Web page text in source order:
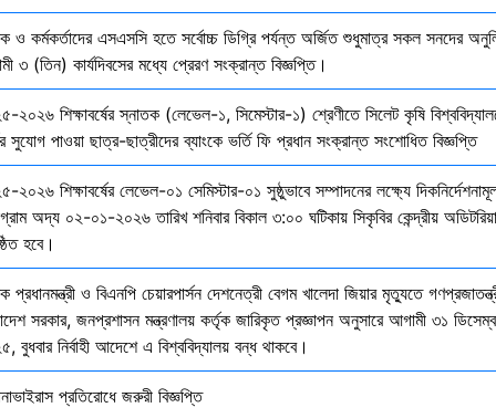
ও কর্মকর্তাদের এসএসসি হতে সর্বোচ্চ ডিগ্রি পর্যন্ত অর্জিত শুধুমাত্র সকল সনদের
৩ (তিন) কার্যদিবসের মধ্যে প্রেরণ সংক্রান্ত বিজ্ঞপ্তি।
২০২৬ শিক্ষাবর্ষের স্নাতক (লেভেল-১, সিমেস্টার-১) শ্রেণীতে সিলেট কৃষি
সুযোগ পাওয়া ছাত্র-ছাত্রীদের ব্যাংকে ভর্তি ফি প্রধান সংক্রান্ত সংশোধিত বিজ্ঞপ্তি
২০২৬ শিক্ষাবর্ষের লেভেল-০১ সেমিস্টার-০১ সুষ্ঠুভাবে সম্পাদনের লক্ষ্যে
অদ্য ০২-০১-২০২৬ তারিখ শনিবার বিকাল ৩:০০ ঘটিকায় সিকৃবির কেন্দ্রীয়
হবে।
প্রধানমন্ত্রী ও বিএনপি চেয়ারপার্সন দেশনেত্রী বেগম খালেদা জিয়ার মৃত্যুতে
সরকার, জনপ্রশাসন মন্ত্রণালয় কর্তৃক জারিকৃত প্রজ্ঞাপন অনুসারে আগামী ৩১
বুধবার নির্বাহী আদেশে এ বিশ্ববিদ্যালয় বন্ধ থাকবে।
প্রতিরোধে জরুরী বিজ্ঞপ্তি